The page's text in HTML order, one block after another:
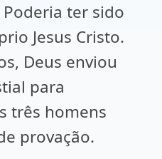
ter sido
Jesus Cristo.
Deus enviou
para
três homens
provação.